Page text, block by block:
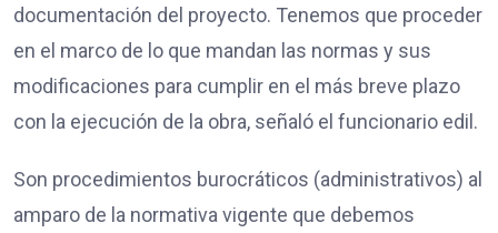
documentación del proyecto. Tenemos que proceder
en el marco de lo que mandan las normas y sus
modificaciones para cumplir en el más breve plazo
con la ejecución de la obra, señaló el funcionario edil.
Son procedimientos burocráticos (administrativos) al
amparo de la normativa vigente que debemos